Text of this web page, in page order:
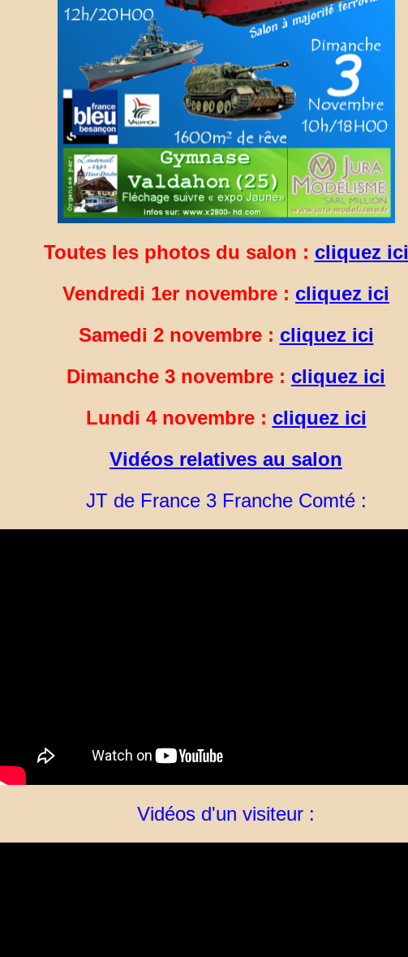
Toutes les photos du salon : cliquez ici
Vendredi 1er novembre : cliquez ici
Samedi 2 novembre : cliquez ici
Dimanche 3 novembre : cliquez ici
Lundi 4 novembre : cliquez ici
Vidéos relatives au salon
JT de France 3 Franche Comté :
Vidéos d'un visiteur :